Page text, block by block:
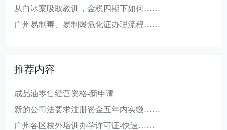
从白冰案吸取教训，金税四期下如何……
广州易制毒、易制爆危化证办理流程……
推荐内容
成品油零售经营资格-新申请
新的公司法要求注册资金五年内实缴……
广州各区校外培训办学许可证-快速……